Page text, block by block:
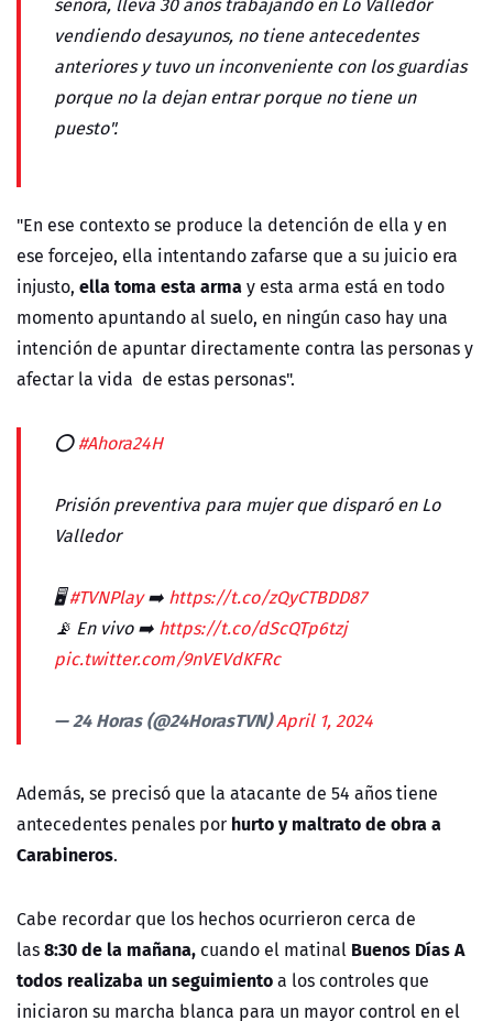
vendiendo desayunos, no tiene antecedentes
anteriores y tuvo un inconveniente con los guardias
porque no la dejan entrar porque no tiene un
puesto".
"En ese contexto se produce la detención de ella y en
ese forcejeo, ella intentando zafarse que a su juicio era
injusto, ella toma esta armay esta arma está en todo
momento apuntando al suelo, en ningún caso hay una
intención de apuntar directamente contra las personas y
afectar la vida de estas personas".
⭕#Ahora24H
Prisión preventiva para mujer que disparó en Lo
Valledor
🖥#TVNPlay➡️ https://t.co/zQyCTBDD87
📡 En vivo ➡️ https://t.co/dScQTp6tzj
pic.twitter.com/9nVEVdKFRc
— 24 Horas (@24HorasTVN)April 1, 2024
Además, se precisó que la atacante de 54 años tiene
antecedentes penales por hurto y maltrato de obra a
Carabineros.
Cabe recordar que los hechos ocurrieron cerca de
las8:30 de la mañana, cuando el matinal Buenos Días A
todos realizaba un seguimientoa los controles que
iniciaron su marcha blanca para un mayor control en el